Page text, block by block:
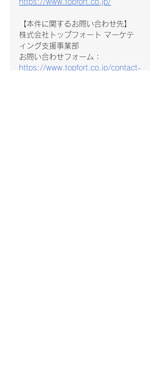
https://www.topfort.co.jp/
【本件に関するお問い合わせ先】
株式会社トップフォート マーケテ
ィング支援事業部
お問い合わせフォーム：
https://www.topfort.co.jp/contact-